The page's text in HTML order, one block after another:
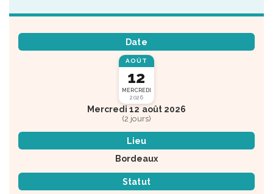
Date
AOÛT
12
MERCREDI
2026
Mercredi 12 août 2026
(2 jours)
Lieu
Bordeaux
Statut